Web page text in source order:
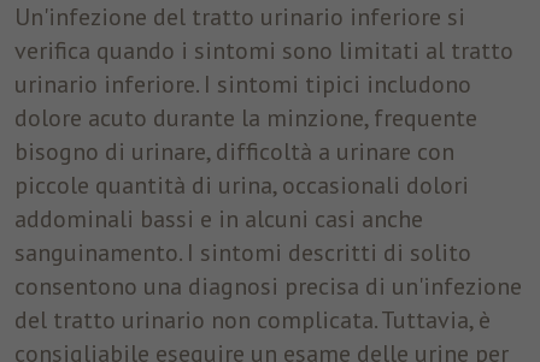
Un'infezione del tratto urinario inferiore si
verifica quando i sintomi sono limitati al tratto
urinario inferiore. I sintomi tipici includono
dolore acuto durante la minzione, frequente
bisogno di urinare, difficoltà a urinare con
piccole quantità di urina, occasionali dolori
addominali bassi e in alcuni casi anche
sanguinamento. I sintomi descritti di solito
consentono una diagnosi precisa di un'infezione
del tratto urinario non complicata. Tuttavia, è
consigliabile eseguire un esame delle urine per
Finalità
o su una piattaforma digitale alimentata
dalla pubblicità di Facebook, dopo aver
visitato il sito web.
Nome fr
Provider
Durata 3 Monate
Facebook imposta questo cookie per
mostrare agli utenti pubblicità pertinenti